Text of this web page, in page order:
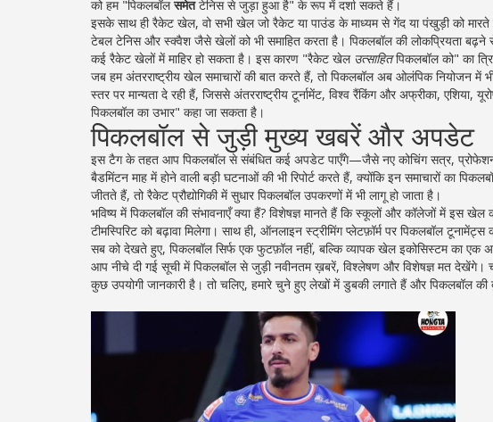
को हम "पिकलबॉलसमेतटेनिस से जुड़ा हुआ है" के रूप में दर्शा सकते हैं।
इसके साथ हीरैकेट खेल, वो सभी खेल जो रैकेट या पाउंड के माध्यम से गेंद या पंखुड़ी को मारते
टेबल टेनिस और स्क्वैश जैसे खेलों को भी समाहित करता है। पिकलबॉल की लोकप्रियता
कई रैकेट खेलों में माहिर हो सकता है। इस कारण "रैकेट खेल उत्साहितपिकलबॉल को" का
जब हम अंतरराष्ट्रीय खेल समाचारों की बात करते हैं, तो पिकलबॉल अब ओलंपिक नियोजन में
स्तर पर मान्यता दे रही हैं, जिससे अंतरराष्ट्रीय टूर्नामेंट, विश्व रैंकिंग और अफ्रीका, एशिया,
पिकलबॉल का उभार" कहा जा सकता है।
पिकलबॉल से जुड़ी मुख्य खबरें और अपडेट
इस टैग के तहत आप पिकलबॉल से संबंधित कई अपडेट पाएँगे—जैसे नए कोचिंग सत्र,
बैडमिंटन माह में होने वाली बड़ी घटनाओं की भी रिपोर्ट करते हैं, क्योंकि इन समाचारों का
जीतते हैं, तो रैकेट प्रौद्योगिकी में सुधार पिकलबॉल उपकरणों में भी लागू हो जाता है।
भविष्य में पिकलबॉल की संभावनाएँ क्या हैं? विशेषज्ञ मानते हैं कि स्कूलों और कॉलेजों में इस
टीमस्पिरिट को बढ़ावा मिलेगा। साथ ही, ऑनलाइन स्ट्रीमिंग प्लेटफ़ॉर्म पर पिकलबॉल
सब को देखते हुए, पिकलबॉल सिर्फ एक फुटफ़ॉल नहीं, बल्कि व्यापक खेल इकोसिस्टम का एक
आप नीचे दी गई सूची में पिकलबॉल से जुड़ी नवीनतम ख़बरें, विश्लेषण और विशेषज्ञ मत देखेंगे।
कुछ उपयोगी जानकारी है। तो चलिए, हमारे चुने हुए लेखों में डुबकी लगाते हैं और पिकलबॉल